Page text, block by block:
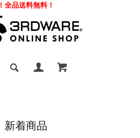
！全品送料無料！
新着商品